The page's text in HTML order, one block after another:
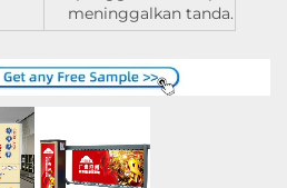
meninggalkan tanda.